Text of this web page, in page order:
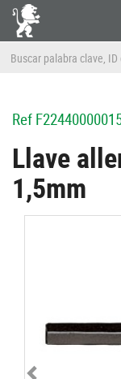
Ref
Llave
1,5mm